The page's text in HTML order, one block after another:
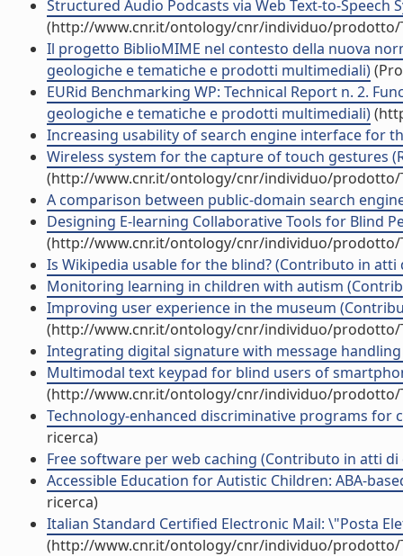
Structured Audio Podcasts via Web Text-to-
(http://www.cnr.it/ontology/cnr/individuo/prodotto/
Il progetto BiblioMIME nel contesto della nuova
geologiche e tematiche e prodotti multimediali)
EURid Benchmarking WP: Technical Report n. 2.
geologiche e tematiche e prodotti multimediali)
Increasing usability of search engine interface for
Wireless system for the capture of touch gestures
(http://www.cnr.it/ontology/cnr/individuo/prodotto/
A comparison between public-domain search
Designing E-learning Collaborative Tools for Blind
(http://www.cnr.it/ontology/cnr/individuo/prodotto/
Is Wikipedia usable for the blind? (Contributo in atti
Monitoring learning in children with autism
Improving user experience in the museum
(http://www.cnr.it/ontology/cnr/individuo/prodotto/
Integrating digital signature with message
Multimodal text keypad for blind users of
(http://www.cnr.it/ontology/cnr/individuo/prodotto/
Technology-enhanced discriminative programs
ricerca)
Free software per web caching (Contributo in atti di
Accessible Education for Autistic Children: ABA-
ricerca)
Italian Standard Certified Electronic Mail: \"Posta
(http://www.cnr.it/ontology/cnr/individuo/prodotto/